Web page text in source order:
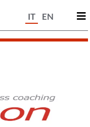
IT EN